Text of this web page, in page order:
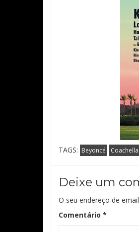
TAGS: Beyoncé
Deixe um
O seu endereço de
Comentário *